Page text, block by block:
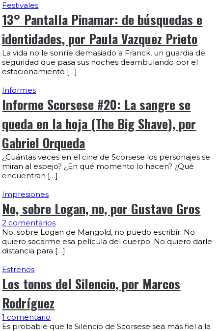
Festivales
13° Pantalla Pinamar: de búsquedas e
identidades, por Paula Vazquez Prieto
La vida no le sonríe demasiado a Franck, un guardia de
seguridad que pasa sus noches deambulando por el
estacionamiento […]
Informes
Informe Scorsese #20: La sangre se
queda en la hoja (The Big Shave), por
Gabriel Orqueda
¿Cuántas veces en el cine de Scorsese los personajes se
miran al espejo? ¿En qué momento lo hacen? ¿Qué
encuentran […]
Impresiones
No, sobre Logan, no, por Gustavo Gros
2 comentarios
No, sobre Logan de Mangold, no puedo escribir. No
quiero sacarme esa película del cuerpo. No quiero darle
distancia para […]
Estrenos
Los tonos del Silencio, por Marcos
Rodríguez
1 comentario
Es probable que la Silencio de Scorsese sea más fiel a la